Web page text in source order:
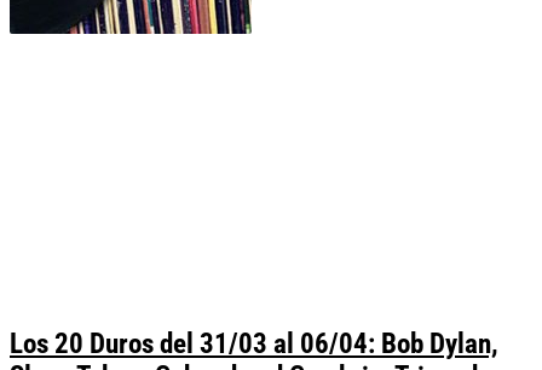
Los 20 Duros del 31/03 al 06/04: Bob Dylan,